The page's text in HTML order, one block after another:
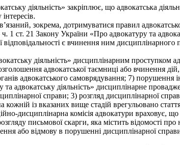
діяльність» закріплює, що адвокатська
зокрема, дотримуватися правил
ст. 21 Закону України «Про адвокатуру та
є вчинення ним
діяльність» дисциплінарним
адвокатської таємниці або вчинення
адвокатського самоврядування; 7) порушення
адвокатську діяльність» дисциплінарне
справи; 3) розгляд дисциплінарної
із вказаних вище стадій врегульовано
дисциплінарна комісія адвокатури враховує,
письмової скарги, яка містить відомості про
або відмову в порушенні дисциплінарної справи